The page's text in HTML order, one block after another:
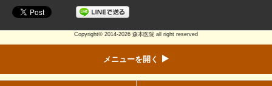
Copyright© 2014-2026 森本医院 all right reserved
メニューを開く